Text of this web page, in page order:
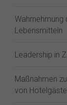
Wahrnehmung
Lebensmitteln
Leadership in
Maßnahmen
von